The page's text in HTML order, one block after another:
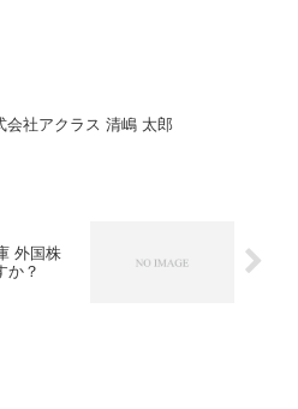
会社アクラス 清嶋 太郎
外国株
か？